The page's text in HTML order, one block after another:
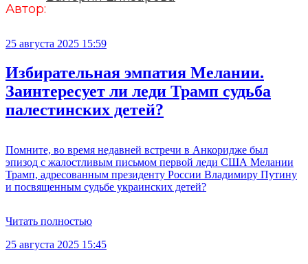
Автор:
25 августа 2025 15:59
Избирательная эмпатия Мелании.
Заинтересует ли леди Трамп судьба
палестинских детей?
Помните, во время недавней встречи в Анкоридже был
эпизод с жалостливым письмом первой леди США Мелании
Трамп, адресованным президенту России Владимиру Путину
и посвященным судьбе украинских детей?
Читать полностью
25 августа 2025 15:45